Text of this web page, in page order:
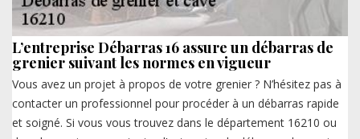
L’entreprise Débarras 16 assure un débarras de
grenier suivant les normes en vigueur
Vous avez un projet à propos de votre grenier ? N’hésitez pas à
contacter un professionnel pour procéder à un débarras rapide
et soigné. Si vous vous trouvez dans le département 16210 ou